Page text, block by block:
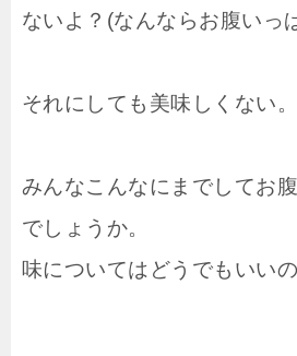
ないよ？(なんならお腹いっ
それにしても美味しくない。
みんなこんなにまでしてお
でしょうか。
味についてはどうでもいい